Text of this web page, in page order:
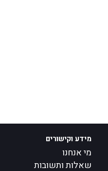
מידע וקישורים
מי אנחנו
שאלות ותשובות